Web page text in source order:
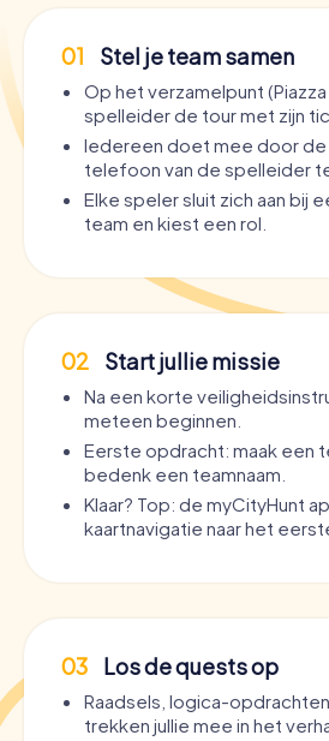
01 Stel je team samen
Op het verzamelpunt
spelleider de tour met zijn
Iedereen doet mee door
telefoon van de spelleider
Elke speler sluit zich aan bij
team en kiest een rol.
02 Start jullie missie
Na een korte
meteen beginnen.
Eerste opdracht: maak een
bedenk een teamnaam.
Klaar? Top: de myCityHunt
kaartnavigatie naar het
03 Los de quests op
Raadsels, logica-
trekken jullie mee in het